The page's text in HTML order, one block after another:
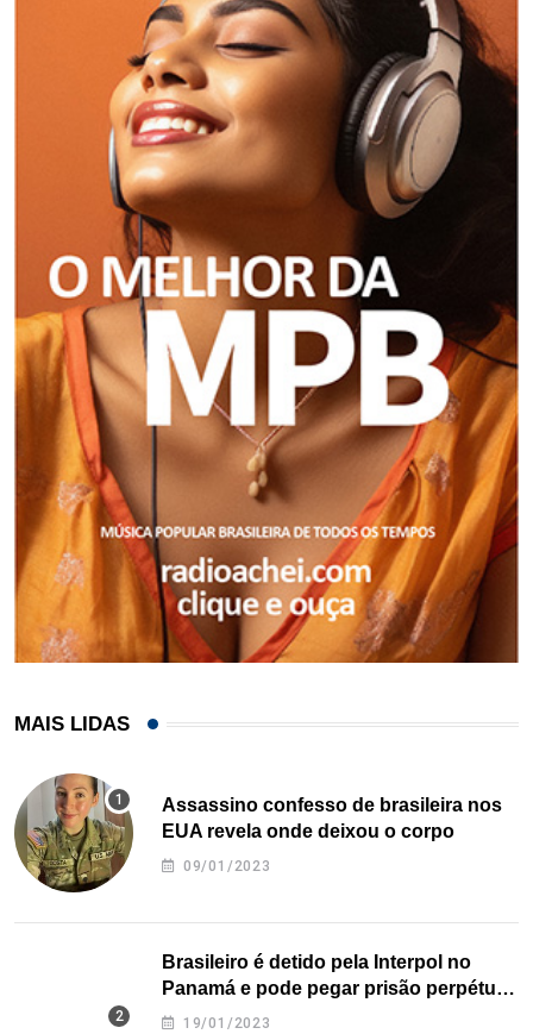
MAIS LIDAS
Assassino confesso de brasileira nos
EUA revela onde deixou o corpo
09/01/2023
Brasileiro é detido pela Interpol no
Panamá e pode pegar prisão perpétua
nos EUA
19/01/2023